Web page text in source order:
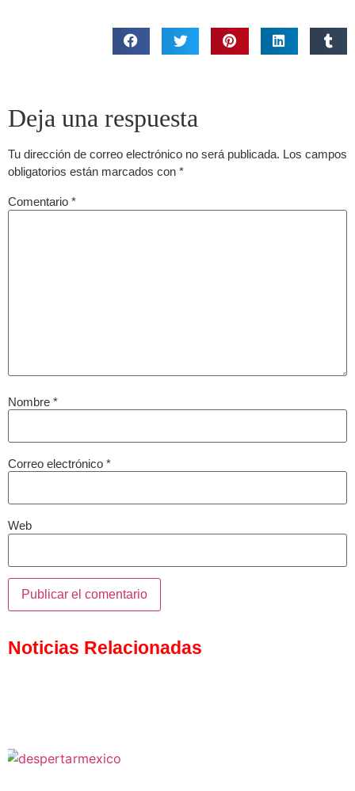
Deja una respuesta
Tu dirección de correo electrónico no será publicada. Los campos
obligatorios están marcados con *
Comentario *
Nombre *
Correo electrónico *
Web
Noticias Relacionadas